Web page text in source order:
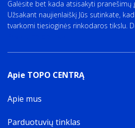
Galėsite bet kada atsisakyti pranešimų
Užsakant naujienlaiškį Jūs sutinkate,
tvarkomi tiesioginės rinkodaros tikslu.
Apie TOPO CENTRĄ
Apie mus
Parduotuvių tinklas